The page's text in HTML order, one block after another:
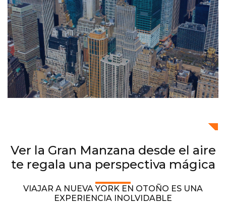
Ver la Gran Manzana desde el aire
te regala una perspectiva mágica
VIAJAR A NUEVA YORK EN OTOÑO ES UNA
EXPERIENCIA INOLVIDABLE